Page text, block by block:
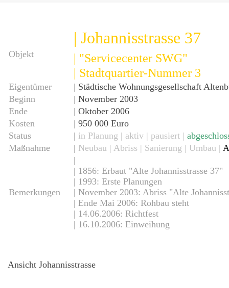
Objekt
| Johannisstrasse 37
| "Servicecenter SWG"
| Stadtquartier-Nummer 3
Eigentümer | Städtische Wohnungsgesellschaft
Beginn
| November 2003
Ende
| Oktober 2006
Kosten
| 950 000 Euro
Status
| in Planung | aktiv | pausiert |
Maßnahme
| Neubau | Abriss | Sanierung | Umbau |
Bemerkungen
|
| 1856: Erbaut "Alte Johannisstrasse 37"
| 1993: Erste Planungen
| November 2003: Abriss "Alte
| Ende Mai 2006: Rohbau steht
| 14.06.2006: Richtfest
| 16.10.2006: Einweihung
Ansicht Johannisstrasse
Strasse